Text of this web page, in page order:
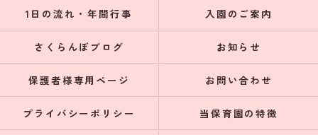
1日の流れ・年間行事 入園のご案内
さくらんぼブログ お知らせ
保護者様専用ページ お問い合わせ
プライバシーポリシー 当保育園の特徴